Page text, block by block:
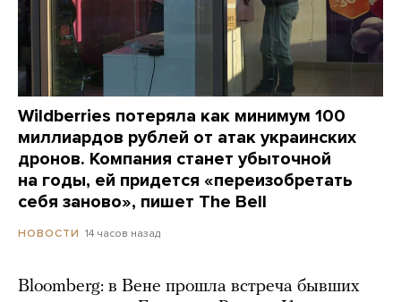
Wildberries потеряла как минимум 100
миллиардов рублей от атак украинских
дронов. Компания станет убыточной
на годы, ей придется «переизобретать
себя заново», пишет The Bell
НОВОСТИ 14 часов назад
Bloomberg: в Вене прошла встреча бывших